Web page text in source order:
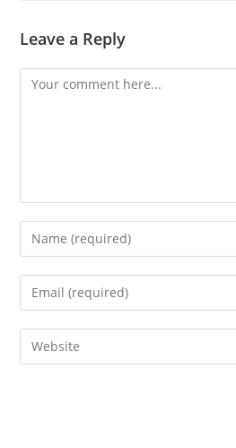
Leave a Reply
Comment
Enter
your
name
comment
Enter
your
email
address
Enter
your